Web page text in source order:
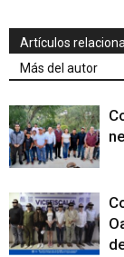
Artículos
Más del autor